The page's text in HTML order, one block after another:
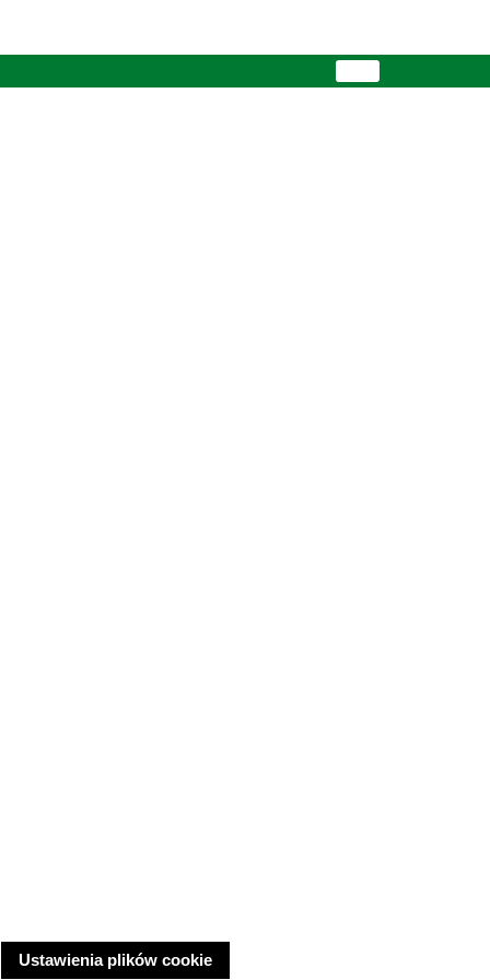
Ustawienia plików cookie